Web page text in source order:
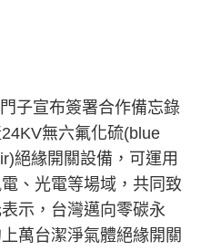
子宣布簽署合作備忘錄
24KV無六氟化硫(blue
絕緣開關設備，可運用
、光電等場域，共同致
示，台灣邁向零碳永
萬台潔淨氣體絕緣開關